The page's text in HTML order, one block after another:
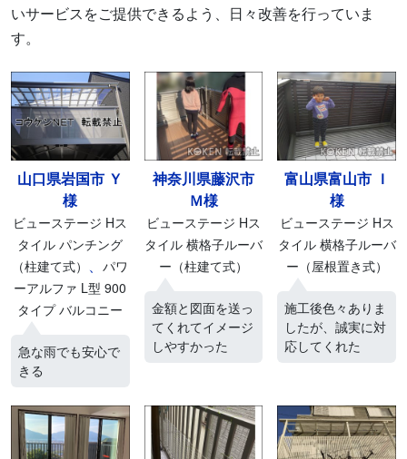
いサービスをご提供できるよう、日々改善を行っていま
す。
山口県岩国市 Ｙ
様
ビューステージ Hス
タイル パンチング
（柱建て式） 、パワ
ーアルファ L型 900
タイプ バルコニー
急な雨でも安心で
きる
神奈川県藤沢市
Ｍ様
ビューステージ Hス
タイル 横格子ルーバ
ー（柱建て式）
金額と図面を送っ
てくれてイメージ
しやすかった
富山県富山市 Ｉ
様
ビューステージ Hス
タイル 横格子ルーバ
ー（屋根置き式）
施工後色々ありま
したが、誠実に対
応してくれた